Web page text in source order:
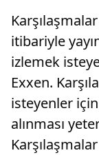
itibariyle
izlemek
Exxen.
isteyenler
alınması